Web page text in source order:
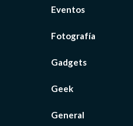
Eventos
Fotografía
Gadgets
Geek
General